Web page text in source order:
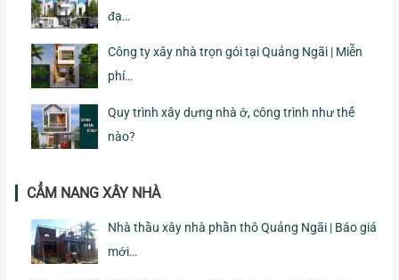
đạ…
Công ty xây nhà trọn gói tại Quảng Ngãi | Miễn
phí…
Quy trình xây dựng nhà ở, công trình như thế
nào?
CẨM NANG XÂY NHÀ
Nhà thầu xây nhà phần thô Quảng Ngãi | Báo giá
mới…